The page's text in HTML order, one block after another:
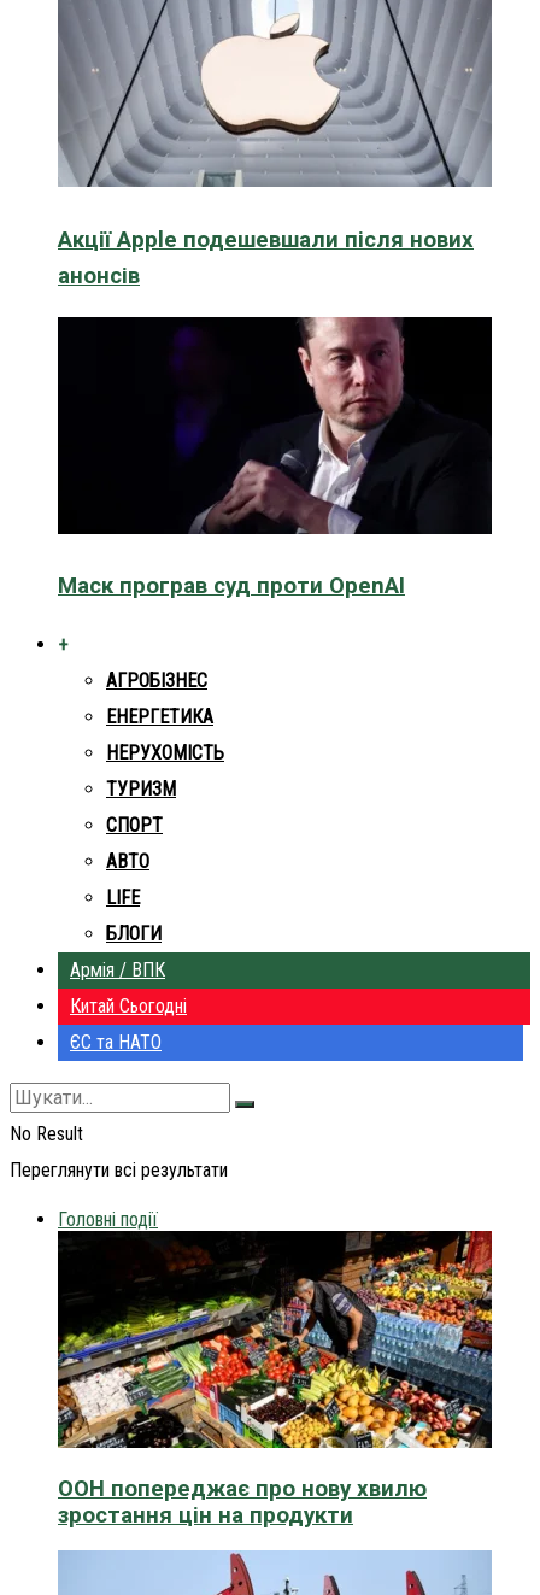
Акції Apple подешевшали після нових
анонсів
Маск програв суд проти OpenAI
+
АГРОБІЗНЕС
ЕНЕРГЕТИКА
НЕРУХОМІСТЬ
ТУРИЗМ
СПОРТ
АВТО
LIFE
БЛОГИ
Армія / ВПК
Китай Сьогодні
ЄС та НАТО
No Result
Переглянути всі результати
Головні події
ООН попереджає про нову хвилю
зростання цін на продукти